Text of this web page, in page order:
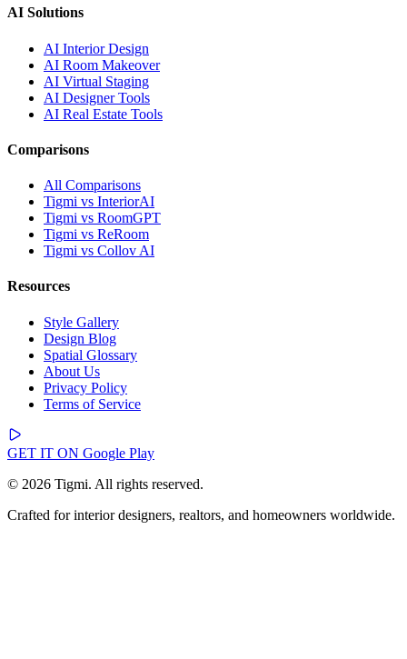
AI Solutions
AI Interior Design
AI Room Makeover
AI Virtual Staging
AI Designer Tools
AI Real Estate Tools
Comparisons
All Comparisons
Tigmi vs InteriorAI
Tigmi vs RoomGPT
Tigmi vs ReRoom
Tigmi vs Collov AI
Resources
Style Gallery
Design Blog
Spatial Glossary
About Us
Privacy Policy
Terms of Service
GET IT ON Google Play
© 2026 Tigmi. All rights reserved.
Crafted for interior designers, realtors, and homeowners worldwide.